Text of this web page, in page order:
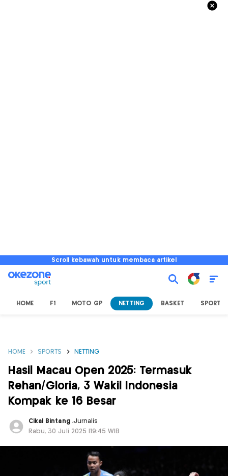
Scroll kebawah untuk membaca artikel
HOME F1 MOTO GP NETTING BASKET SPORT
HOME SPORTS NETTING
Hasil Macau Open 2025: Termasuk
Rehan/Gloria, 3 Wakil Indonesia
Kompak ke 16 Besar
Cikal Bintang ,Jurnalis
Rabu, 30 Juli 2025 |19:45 WIB